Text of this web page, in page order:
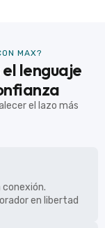
MAX?
lenguaje
el lazo más
conexión.
en libertad